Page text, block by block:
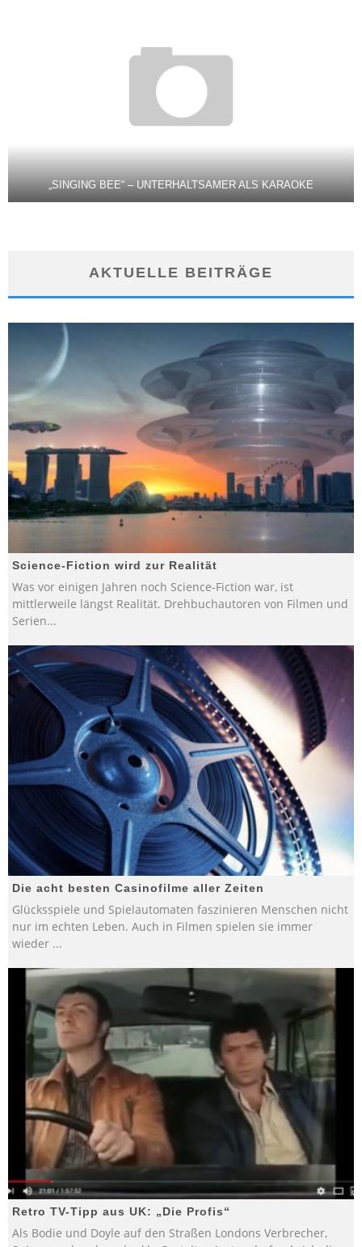
„SINGING BEE“ – UNTERHALTSAMER ALS KARAOKE
AKTUELLE BEITRÄGE
Science-Fiction wird zur Realität
Was vor einigen Jahren noch Science-Fiction war, ist
mittlerweile längst Realität. Drehbuchautoren von Filmen und
Serien...
Die acht besten Casinofilme aller Zeiten
Glücksspiele und Spielautomaten faszinieren Menschen nicht
nur im echten Leben. Auch in Filmen spielen sie immer
wieder ...
Retro TV-Tipp aus UK: „Die Profis“
Als Bodie und Doyle auf den Straßen Londons Verbrecher,